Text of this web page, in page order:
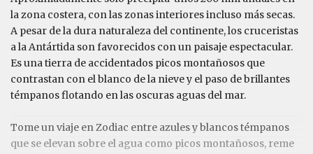
la zona costera, con las zonas interiores incluso más secas.
A pesar de la dura naturaleza del continente, los cruceristas
a la Antártida son favorecidos con un paisaje espectacular.
Es una tierra de accidentados picos montañosos que
contrastan con el blanco de la nieve y el paso de brillantes
témpanos flotando en las oscuras aguas del mar.
Tome un viaje en Zodiac entre azules y blancos témpanos
que se elevan sobre el agua como picos montañosos, reme